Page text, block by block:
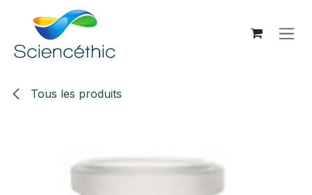
Se rendre au contenu
Tous les produits